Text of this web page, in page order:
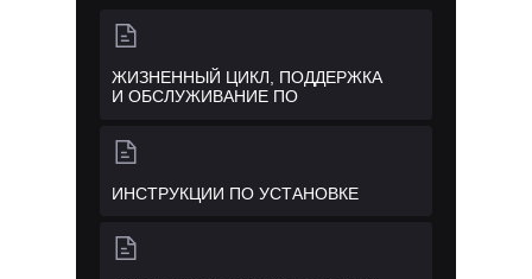
ИНСТРУКЦИИ ПО УСТАНОВКЕ
ЖИЗНЕННЫЙ ЦИКЛ, ПОДДЕРЖКА
И ОБСЛУЖИВАНИЕ ПО